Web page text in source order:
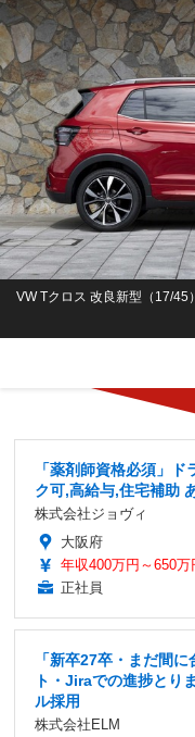
VW Tクロス 改良新型（17/45）
「薬剤師資格必須」
ク可,高給与,住宅補助
株式会社ジョヴィ
大阪府
年収400万円～650万
正社員
「新卒27卒・まだ間
ト・Jiraでの進捗とり
ル採用
株式会社ELM